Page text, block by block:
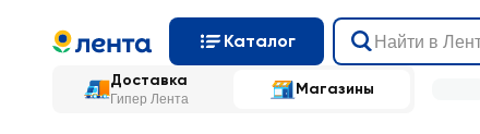
Каталог
Доставка
Гипер Лента
Магазины